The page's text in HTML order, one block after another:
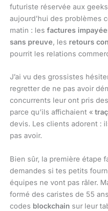
futuriste réservée aux
aujourd’hui des problèmes
matin : les factures
sans preuve, les retours
pourrit les relations
J’ai vu des grossistes
regretter de ne pas avoir
concurrents leur ont pris
parce qu’ils affichaient «
devis. Les clients adorent :
pas avoir.
Bien sûr, la première étape
demandes si tes petits
équipes ne vont pas râler.
formé des caristes de 55
codes blockchain sur leur